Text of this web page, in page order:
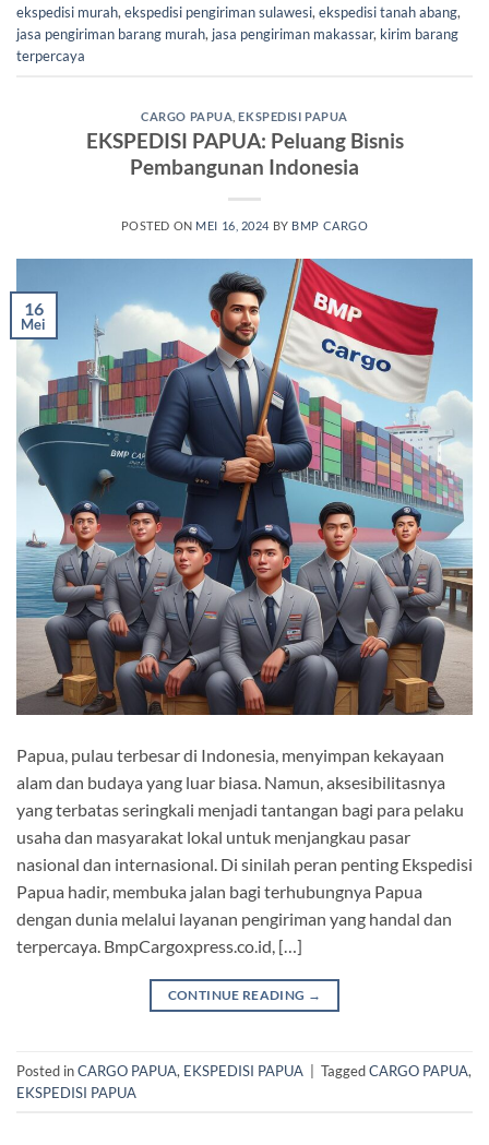
ekspedisi murah, ekspedisi pengiriman sulawesi, ekspedisi tanah abang,
jasa pengiriman barang murah, jasa pengiriman makassar, kirim barang
terpercaya
CARGO PAPUA ,EKSPEDISI PAPUA
EKSPEDISI PAPUA: Peluang Bisnis
Pembangunan Indonesia
POSTED ON MEI 16, 2024 BY BMP CARGO
16
Mei
Papua, pulau terbesar di Indonesia, menyimpan kekayaan
alam dan budaya yang luar biasa. Namun, aksesibilitasnya
yang terbatas seringkali menjadi tantangan bagi para pelaku
usaha dan masyarakat lokal untuk menjangkau pasar
nasional dan internasional. Di sinilah peran penting Ekspedisi
Papua hadir, membuka jalan bagi terhubungnya Papua
dengan dunia melalui layanan pengiriman yang handal dan
terpercaya. BmpCargoxpress.co.id, […]
CONTINUE READING →
Posted inCARGO PAPUA, EKSPEDISI PAPUA TaggedCARGO PAPUA,
EKSPEDISI PAPUA